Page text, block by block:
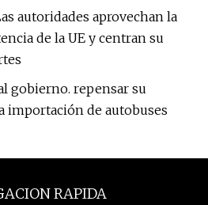
autoridades aprovechan la
de la UE y centran su
gobierno. repensar su
importación de autobuses
RAPIDA